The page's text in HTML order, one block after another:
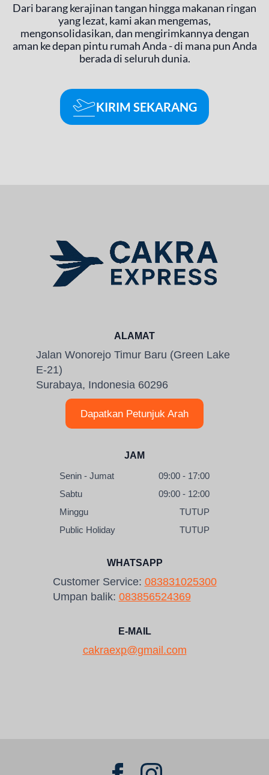
Dari barang kerajinan tangan hingga makanan ringan
yang lezat, kami akan mengemas,
mengonsolidasikan, dan mengirimkannya dengan
aman ke depan pintu rumah Anda - di mana pun Anda
berada di seluruh dunia.
KIRIM SEKARANG
ALAMAT
Jalan Wonorejo Timur Baru (Green Lake
E-21)
Surabaya, Indonesia 60296
Dapatkan Petunjuk Arah
JAM
Senin - Jumat
09:00 - 17:00
Sabtu
09:00 - 12:00
Minggu
TUTUP
Public Holiday
TUTUP
WHATSAPP
Customer Service: 083831025300
Umpan balik: 083856524369
E-MAIL
cakraexp@gmail.com